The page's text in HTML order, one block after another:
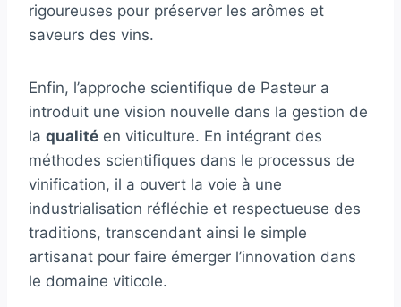
rigoureuses pour préserver les arômes et
saveurs des vins.
Enfin, l’approche scientifique de Pasteur a
introduit une vision nouvelle dans la gestion de
la qualité en viticulture. En intégrant des
méthodes scientifiques dans le processus de
vinification, il a ouvert la voie à une
industrialisation réfléchie et respectueuse des
traditions, transcendant ainsi le simple
artisanat pour faire émerger l’innovation dans
le domaine viticole.